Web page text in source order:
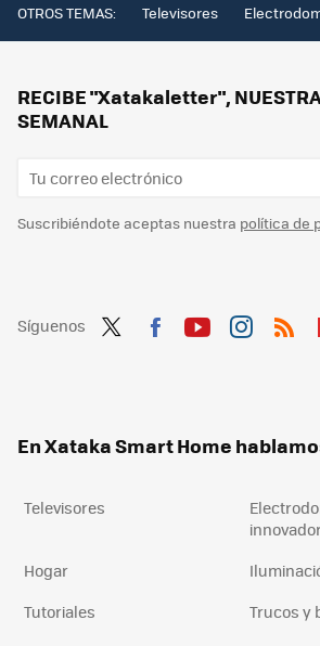
OTROS TEMAS: Televisores
RECIBE "Xatakaletter",
SEMANAL
Suscribiéndote aceptas nuestra política de
Síguenos
En Xataka Smart Home
Televisores
Hogar
Tutoriales
Trucos y